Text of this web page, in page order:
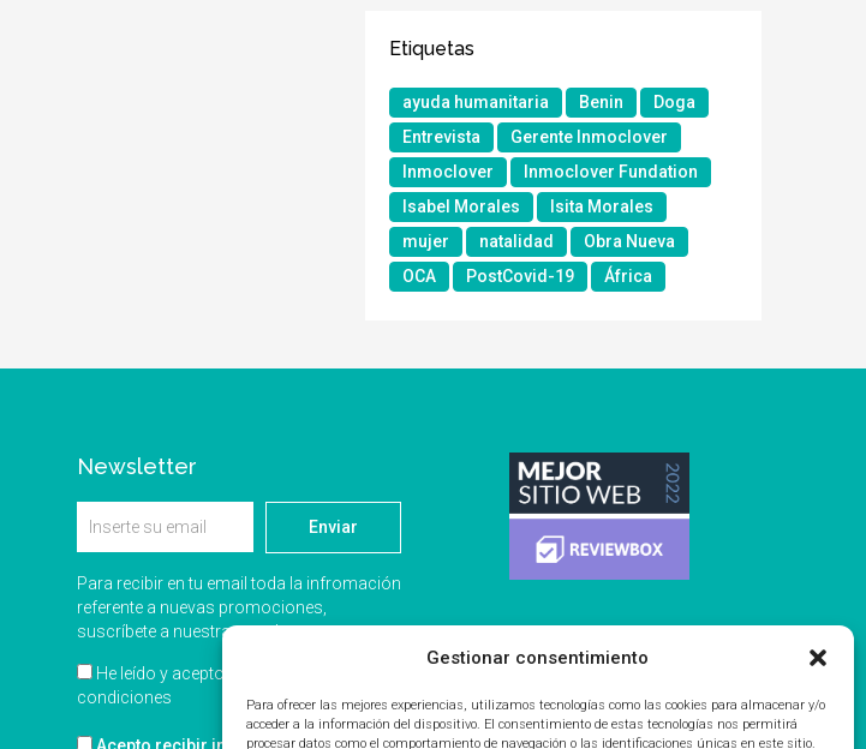
Gestionar consentimiento
Para ofrecer las mejores experiencias, utilizamos tecnologías como las cookies para almacenar y/o
acceder a la información del dispositivo. El consentimiento de estas tecnologías nos permitirá
procesar datos como el comportamiento de navegación o las identificaciones únicas en este sitio.
Etiquetas
ayuda humanitaria Benin
Doga
Entrevista
Gerente Inmoclover
Inmoclover
Inmoclover Fundation
Isabel Morales
Isita Morales
mujer
natalidad
Obra Nueva
OCA
PostCovid-19 África
Newsletter
Enviar
Para recibir en tu email toda la infromación
referente a nuevas promociones,
suscríbete a nuestra newsletter
He leído y acepto los términos y
condiciones